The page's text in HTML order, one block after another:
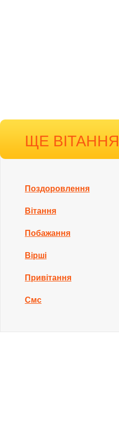
ЩЕ ВІТАННЯ
Поздоровлення
Вітання
Побажання
Вірші
Привітання
Смс